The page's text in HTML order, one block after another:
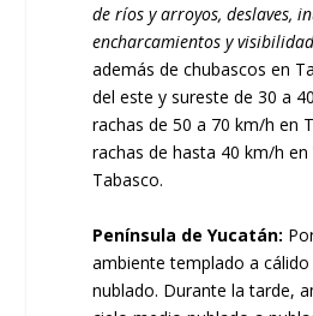
de ríos y arroyos, deslaves,
encharcamientos y
además de chubascos en
del este y sureste de 30 a
rachas de 50 a 70 km/h en
rachas de hasta 40 km/h en
Tabasco.
Península de Yucatán:
ambiente templado a
nublado. Durante la tarde,